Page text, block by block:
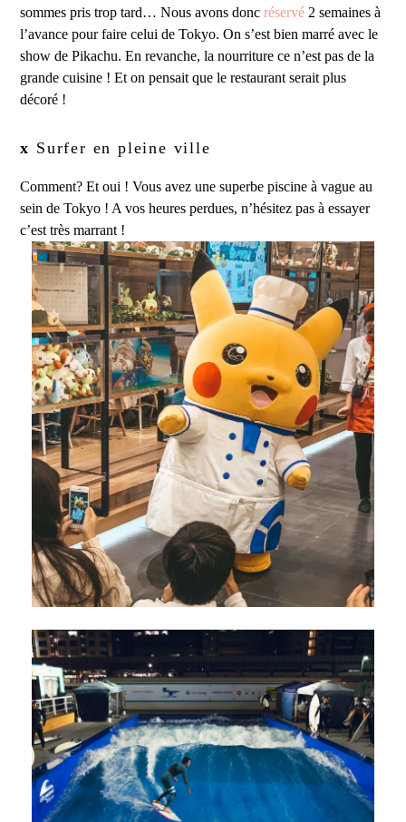
sommes pris trop tard… Nous avons doncréservé 2 semaines à
l’avance pour faire celui de Tokyo. On s’est bien marré avec le
show de Pikachu. En revanche, la nourriture ce n’est pas de la
grande cuisine ! Et on pensait que le restaurant serait plus
décoré !
x Surfer en pleine ville
Comment? Et oui ! Vous avez une superbe piscine à vague au
sein de Tokyo ! A vos heures perdues, n’hésitez pas à essayer
c’est très marrant !